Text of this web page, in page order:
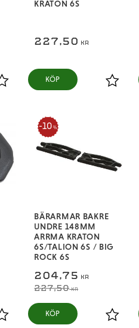
Lägg till i favoriter
KRATON 6S
227,50 KR
Lägg
KÖP
Lägg till i favoriter
BÄRARMAR BAKRE
UNDRE 148MM
ARRMA KRATON
6S/TALION 6S / BIG
ROCK 6S
204,75 KR
227,50KR
10 %
Lägg
KÖP